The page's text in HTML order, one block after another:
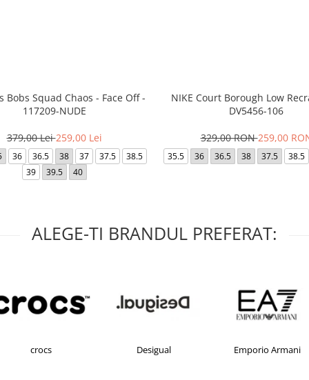
Bobs Squad Chaos - Face Off -
117209-NUDE
379,00 Lei259,00 Lei
36 36.5 38 37 37.5
38.5
39
39.5 40
NIKE Court Borough Low
DV5456-106
329,00 RON259,00
35.5 36 36.5 38 37.5 38.5
ALEGE-TI BRANDUL PREFERAT:
Desigual Emporio Armani FILA